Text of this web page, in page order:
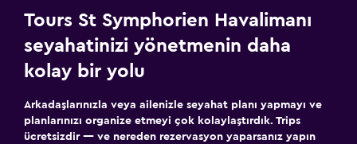
Tours St Symphorien Havalimanı
seyahatinizi yönetmenin daha
kolay bir yolu
Arkadaşlarınızla veya ailenizle seyahat planı yapmayı ve
planlarınızı organize etmeyi çok kolaylaştırdık. Trips
ücretsizdir — ve nereden rezervasyon yaparsanız yapın